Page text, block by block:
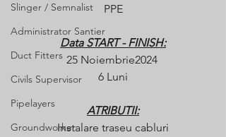
Slinger / Semnalist
Administrator Santier
Duct Fitters
Civils Supervisor
Pipelayers
Groundworker
PPE
Data START - FINISH:
25 Noiembrie2024
6 Luni
ATRIBUTII:
Instalare traseu cabluri